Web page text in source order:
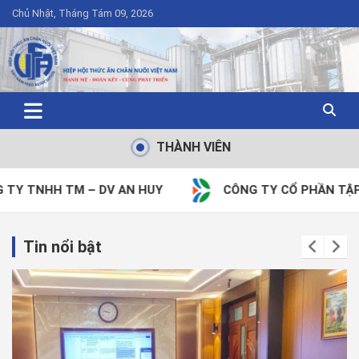
Chủ Nhật, Tháng Tám 09, 2026
THÀNH VIÊN
CÔNG TY CỔ PHẦN TẬP ĐOÀN DABACO VIỆT NAM
Tin nổi bật